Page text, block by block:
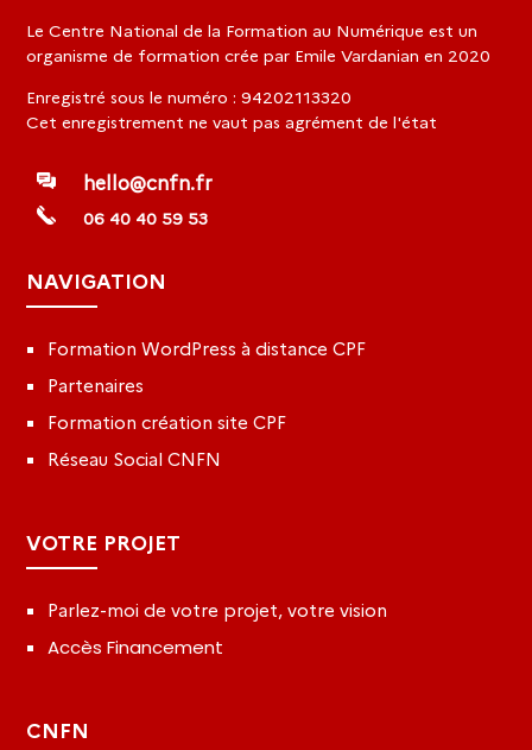
Le Centre National de la Formation au Numérique est un
organisme de formation crée par Emile Vardanian en 2020
Enregistré sous le numéro : 94202113320
Cet enregistrement ne vaut pas agrément de l'état
hello@cnfn.fr
06 40 40 59 53
NAVIGATION
Formation WordPress à distance CPF
Partenaires
Formation création site CPF
Réseau Social CNFN
VOTRE PROJET
Parlez-moi de votre projet, votre vision
Accès Financement
CNFN